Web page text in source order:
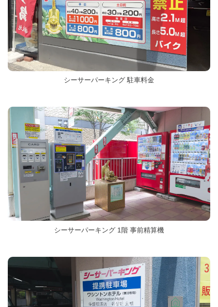
シーサーパーキング 駐車料金
シーサーパーキング 1階 事前精算機